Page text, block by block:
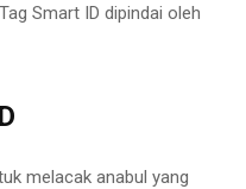
Smart ID dipindai oleh
melacak anabul yang